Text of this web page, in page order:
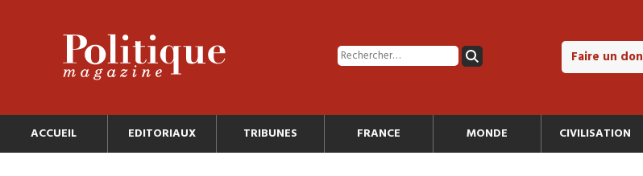
Faire un don
ACCUEIL EDITORIAUX TRIBUNES FRANCE MONDE CIVILISATION